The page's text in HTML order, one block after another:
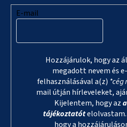
E-mail
Hozzájárulok, hogy az
megadott nevem és
felhasználásával a(z) *cég
mail útján hírleveleket,
Kijelentem, hogy az
tájékoztatót
hogy a